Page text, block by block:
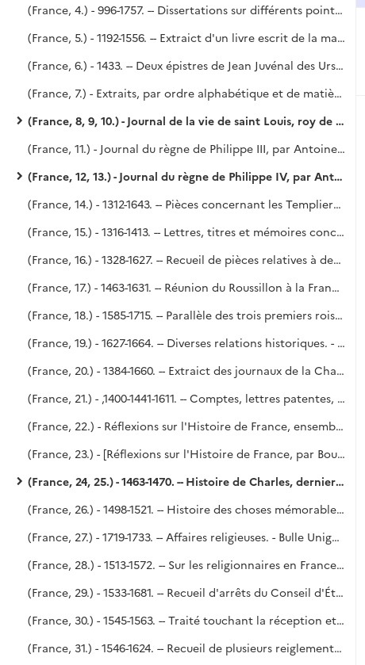
(France, 4.) - 996-1757. -- Dissertations sur différents points de l'Histoire de France. - Mémoire sur les fonctions des premiers ministres, rédigé, sur l'ordre du cardinal Dubois (1723), par Le Dran.
(France, 5.) - 1192-1556. -- Extraict d'un livre escrit de la main de M. le chancellier de l'Hospital, concernant plusieurs traités de paix, appanages, mariages, neutralitez, recognoissances, foy et hommage et autres droits de souveraineté. Deux copies reliées à la suite l'une de l'autre. - Parayre.
(France, 6.) - 1433. -- Deux épistres de Jean Juvénal des Ursins, évesque et comte de Beauvais, l'une envoyée aux trois États tenus à Blois, et l'autre relative à la paix d'Angleterre. - Voy. le P. Lelong, n° 28 791.
(France, 7.) - Extraits, par ordre alphabétique et de matières, des ordonnances antérieures à 1649, avec commentaires.
(France, 8, 9, 10.) - Journal de la vie de saint Louis, roy de France, IXe du nom, composé par Antoine Aubery, avocat au Parlement..
(France, 11.) - Journal du règne de Philippe III, par Antoine Aubery, avocat au Parlement.
(France, 12, 13.) - Journal du règne de Philippe IV, par Antoine Aubery, avocat au Parlement.
(France, 14.) - 1312-1643. -- Pièces concernant les Templiers, le Connétable et les grands officiers de la couronne. - Mémoire d'État sur les rébellions. - Différends entre le pape Urbain VIII et le clergé. - Harangues au Roi par les présidents des cours de justice, etc.
(France, 15.) - 1316-1413. -- Lettres, titres et mémoires concernant les chanceliers de France et les gardes des sceaux, ensemble des droictz attribués à leurs charges. - Voy. le P. Lelong, n° 31 466.
(France, 16.) - 1328-1627. -- Recueil de pièces relatives à des condamnations portées contre des financiers. - Richelieu (?).
(France, 17.) - 1463-1631. -- Réunion du Roussillon à la France (1463). - Procès criminels, notamment du connétable de Saint-Pol (1475). - Édits et lettres politiques de Charles IX, de Catherine de Médicis, etc. - Dialogus habitus in conventu Caletano (août-novembre 1521). - Des droits du Roi sur les comtés de Flandres et d'Artois [par Godefroy] (1631). - La première partie du volume vient peut-être de Richelieu ; la seconde partie vient de Godefroy.
(France, 18.) - 1585-1715. -- Parallèle des trois premiers rois Bourbons, par le duc de Saint-Simon (mai 1746). - Saint-Simon, n° 147 de l'Inventaire dressé, après la mort de Saint-Simon, par Me Delaleu, notaire à Paris.
(France, 19.) - 1627-1664. -- Diverses relations historiques. - Siège de la Rochelle, secours de Cazal et reddition de Montauban (1627-1629) [par Mervaulx]. (Voy. le P. Lelong, n° 12 483.) - Rupture de Richelieu et de la Reine mère (1630-1631). - Prise et reprise de Corbie (1636). - Affaires extérieures sous Mazarin. - Élection d'Innocent X (1644). - Saint-Simon.
(France, 20.) - 1384-1660. -- Extraict des journaux de la Chambre des Comptes de Paris.
(France, 21.) - ,1400-1441-1611. -- Comptes, lettres patentes, traités et autres pièces politiques. - Pièces de polémique religieuse. - Une partie du volume vient de Richelieu, une autre de Godefroy.
(France, 22.) - Réflexions sur l'Histoire de France, ensemble les Assemblées des Parlemens et États généraux, par M. le comte de Boulainvilliers.
(France, 23.) - [Réflexions sur l'Histoire de France, par Boulainvilliers.]
(France, 24, 25.) - 1463-1470. -- Histoire de Charles, dernier duc de Bourgogne, escripte par G. Chastelain, son historiographe. - Richelieu (?).
(France, 26.) - 1498-1521. -- Histoire des choses mémorables advenues du règne des rois Louis XIIme et François Ier jusques en l'an 1521, par messire Robert de la Marck, seigneur de Fleurange. - Copié sur le manuscrit du fonds Dupuy, n° 107.
(France, 27.) - 1719-1733. -- Affaires religieuses. - Bulle Unigenitus. - Religionnaires. - Convulsionnaires. - Matières bénéficiales. - Vie du P. de Bérulle, rédigée en 1750, probablement par Le Dran. - Saint-Simon, en partie.
(France, 28.) - 1513-1572. -- Sur les religionnaires en France dans le XVIe siècle jusqu'au massacre de la Saint-Barthélemy ; manuscrit rédigé en 1717, par Le Dran.
(France, 29.) - 1533-1681. -- Recueil d'arrêts du Conseil d'État, règlements, déclarations du Roi et pièces analogues, notamment sur les secrétaires d'État, les offices de judicature et les monnaies.
(France, 30.) - 1545-1563. -- Traité touchant la réception et l'autorité du Concile de Trente en France, par Le Dran. - Traité de ce qui s'est fait et pratiqué par les Empereurs et les Rois au sujet de la juridiction criminelle sur les Ecclésiastiques.
(France, 31.) - 1546-1624. -- Recueil de plusieurs reiglements faicts en divers temps et par divers Roys pour establir un bon ordre en leur Maison, affaires de leur Estat et Conseilz.